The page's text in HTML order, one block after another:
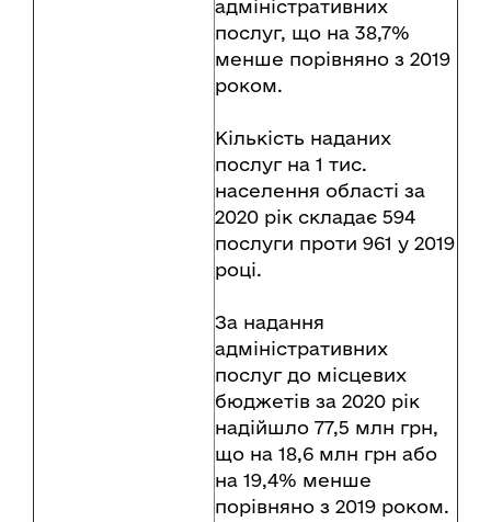
адміністративних
послуг, що на 38,7%
менше порівняно з 2019
роком.
Кількість наданих
послуг на 1 тис.
населення області за
2020 рік складає 594
послуги проти 961 у 2019
році.
За надання
адміністративних
послуг до місцевих
бюджетів за 2020 рік
надійшло 77,5 млн грн,
що на 18,6 млн грн або
на 19,4% менше
порівняно з 2019 роком.